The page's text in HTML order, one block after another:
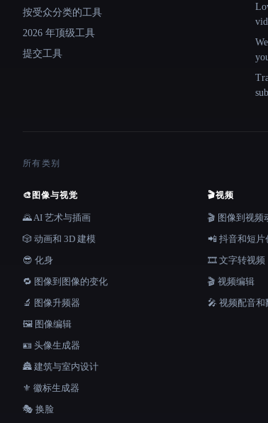
按受众分类的工具
2026 年顶级工具
提交工具
所有类别
🎨 图像与视觉
🌄 AI 艺术与插画
🎲 动画和 3D 建模
😎 化身
🔁 图像到图像的变化
🔬 图像升频器
🖼️ 图像编辑
🪪 头像生成器
🏯 建筑与室内设计
⚜️ 徽标生成器
🎭 换脸
🎬视频
🎬 图像到视频
📲 抖音和短片
🎞️ 文字转视频
🎬 视频编辑
🎤 视频配音和